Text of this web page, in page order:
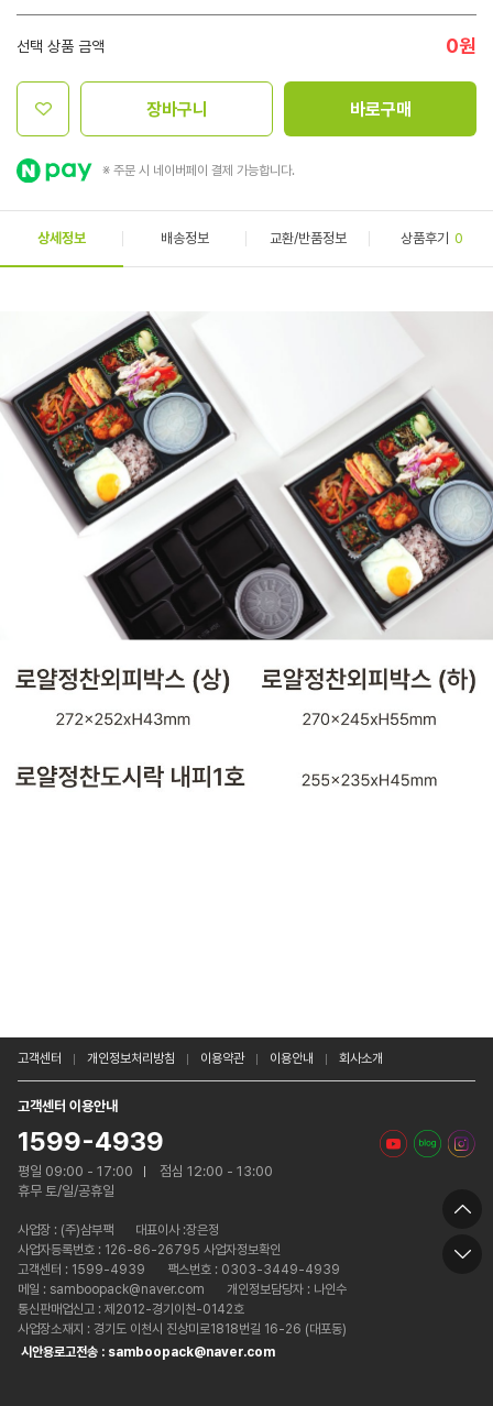
선택 상품 금액 0원
장바구니 바로구매
※ 주문 시 네이버페이 결제 가능합니다.
상세정보 배송정보 교환/반품정보 상품후기 0
고객센터 개인정보처리방침 이용약관 이용안내 회사소개
고객센터 이용안내
1599-4939
평일 09:00 - 17:00
점심 12:00 - 13:00
휴무 토/일/공휴일
사업장 : (주)삼부팩
대표이사 :장은정
사업자등록번호 : 126-86-26795 사업자정보확인
고객센터 : 1599-4939
팩스번호 : 0303-3449-4939
메일 : samboopack@naver.com
개인정보담당자 : 나인수
통신판매업신고 : 제2012-경기이천-0142호
사업장소재지 : 경기도 이천시 진상미로1818번길 16-26 (대포동)
시안용로고전송 : samboopack@naver.com